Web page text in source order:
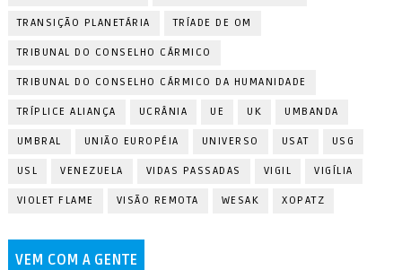
TRANSIÇÃO PLANETÁRIA TRÍADE DE OM
TRIBUNAL DO CONSELHO CÁRMICO
TRIBUNAL DO CONSELHO CÁRMICO DA HUMANIDADE
TRÍPLICE ALIANÇA UCRÂNIA UE UK UMBANDA
UMBRAL UNIÃO EUROPÉIA UNIVERSO USAT USG
USL VENEZUELA VIDAS PASSADAS VIGIL VIGÍLIA
VIOLET FLAME VISÃO REMOTA WESAK XOPATZ
VEM COM A GENTE